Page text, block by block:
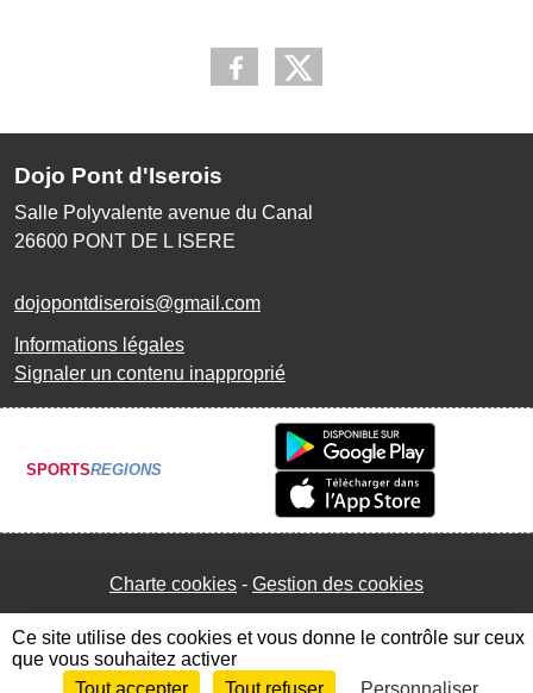
Dojo Pont d'Iserois
Salle Polyvalente avenue du Canal
26600 PONT DE L ISERE
dojopontdiserois@gmail.com
Informations légales
Signaler un contenu inapproprié
SPORTSREGIONS
Charte cookies Gestion des cookies
Ce site utilise des cookies et vous donne le contrôle sur ceux
que vous souhaitez activer
Tout accepter
Tout refuser Personnaliser